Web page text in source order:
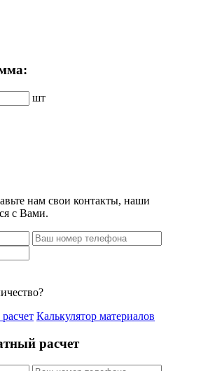
шт
нам свои контакты, наши
с Вами.
Калькулятор материалов
расчет